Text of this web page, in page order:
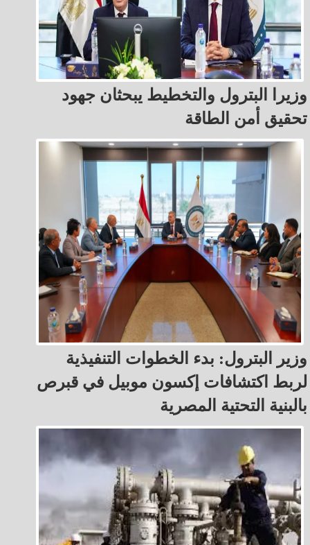
وزيرا البترول والتخطيط يبحثان جهود
تحقيق أمن الطاقة
وزير البترول: بدء الخطوات التنفيذية
لربط اكتشافات إكسون موبيل في قبرص
بالبنية التحتية المصرية